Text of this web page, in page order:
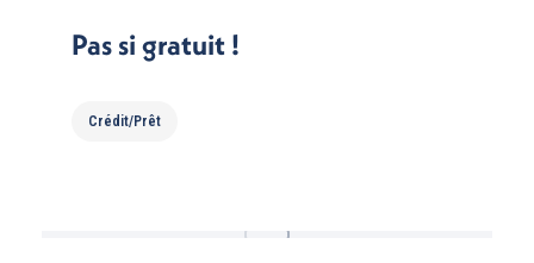
Pas si gratuit !
Crédit/Prêt